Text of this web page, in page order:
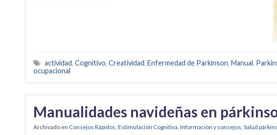
actividad, Cognitivo, Creatividad, Enfermedad de Parkinson, Manual,
ocupacional
Manualidades navideñas en
Archivado en Consejos Rápidos Estimulación Cognitiva Información y consejos Salud